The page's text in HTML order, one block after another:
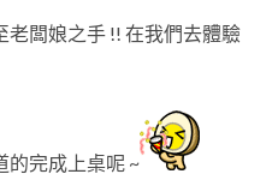
老闆娘之手 !! 在我們去體驗
的完成上桌呢 ~